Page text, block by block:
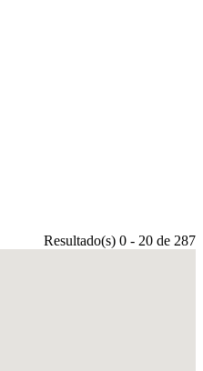
Resultado(s) 0 - 20 de 287